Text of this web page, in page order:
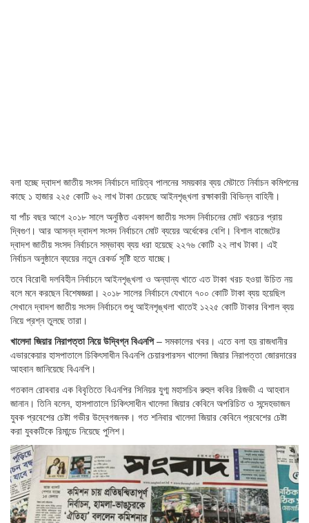
বলা হচ্ছে দ্বাদশ জাতীয় সংসদ নির্বাচনে দায়িত্ব পালনের সময়কার ব্যয় মেটাতে নির্বাচন কমিশনের
কাছে ১ হাজার ২২৫ কোটি ৬২ লাখ টাকা চেয়েছে আইনশৃঙ্খলা রক্ষাকারী বিভিন্ন বাহিনী।
যা পাঁচ বছর আগে ২০১৮ সালে অনুষ্ঠিত একাদশ জাতীয় সংসদ নির্বাচনের মোট খরচের প্রায়
দ্বিগুণ। আর আসন্ন দ্বাদশ সংসদ নির্বাচনে মোট ব্যয়ের অর্ধেকের বেশি। বিশাল বাজেটের
দ্বাদশ জাতীয় সংসদ নির্বাচনে সম্ভাব্য ব্যয় ধরা হয়েছে ২২৭৬ কোটি ২২ লাখ টাকা। এই
নির্বাচন অনুষ্ঠানে ব্যয়ের নতুন রেকর্ড সৃষ্টি হতে যাচ্ছে।
তবে বিরোধী দলবিহীন নির্বাচনে আইনশৃঙ্খলা ও অন্যান্য খাতে এত টাকা খরচ হওয়া উচিত নয়
বলে মনে করছেন বিশেষজ্ঞরা। ২০১৮ সালের নির্বাচনে যেখানে ৭০০ কোটি টাকা ব্যয় হয়েছিল
সেখানে দ্বাদশ জাতীয় সংসদ নির্বাচনে শুধু আইনশৃঙ্খলা খাতেই ১২২৫ কোটি টাকার বিশাল ব্যয়
নিয়ে প্রশ্ন তুলছে তারা।
খালেদা জিয়ার নিরাপত্তা নিয়ে উদ্বিগ্ন বিএনপি– সমকালের খবর। এতে বলা হয় রাজধানীর
এভারকেয়ার হাসপাতালে চিকিৎসাধীন বিএনপি চেয়ারপারসন খালেদা জিয়ার নিরাপত্তা জোরদারের
আহবান জানিয়েছে বিএনপি।
গতকাল রোববার এক বিবৃতিতে বিএনপির সিনিয়র যুগ্ম মহাসচিব রুহুল কবির রিজভী এ আহবান
জানান। তিনি বলেন, হাসপাতালে চিকিৎসাধীন খালেদা জিয়ার কেবিনে অপরিচিত ও সন্দেহভাজন
যুবক প্রবেশের চেষ্টা গভীর উদ্বেগজনক। গত শনিবার খালেদা জিয়ার কেবিনে প্রবেশের চেষ্টা
করা যুবকটিকে রিমান্ডে নিয়েছে পুলিশ।